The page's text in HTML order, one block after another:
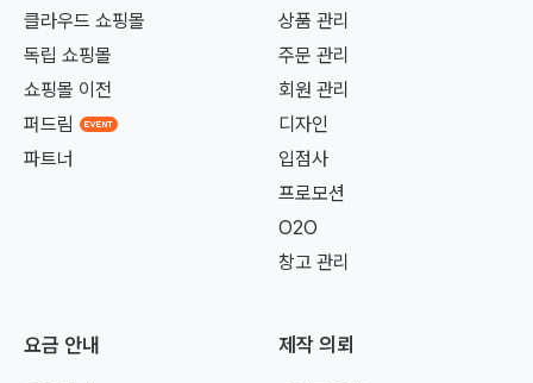
클라우드 쇼핑몰
독립 쇼핑몰
쇼핑몰 이전
퍼드림
파트너
상품 관리
주문 관리
회원 관리
디자인
입점사
프로모션
O2O
창고 관리
요금 안내 제작 의뢰